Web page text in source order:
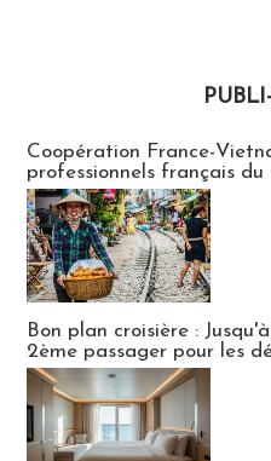
Coopération France-
professionnels français du
Bon plan croisière :
2ème passager pour les